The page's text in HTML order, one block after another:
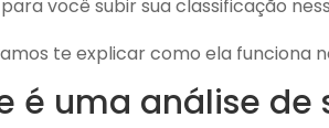
você subir sua classificação
te explicar como ela funciona
é uma análise de